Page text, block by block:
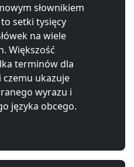
słownikiem
setki tysięcy
na wiele
Większość
terminów dla
czemu ukazuje
wyrazu i
języka obcego.